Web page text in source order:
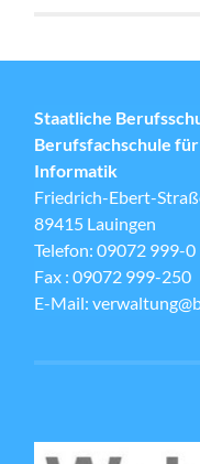
Staatliche
Berufsfachschule
Informatik
Friedrich-Ebert-
89415 Lauingen
Telefon: 09072 999-0
Fax : 09072 999-250
E-Mail: